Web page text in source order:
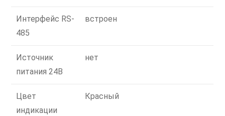
Интерфейс RS-
485
встроен
Источник
питания 24В
нет
Цвет
индикации
Красный